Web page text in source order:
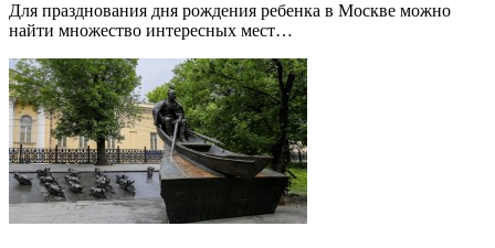
Для празднования дня рождения ребенка в Москве можно
найти множество интересных мест…